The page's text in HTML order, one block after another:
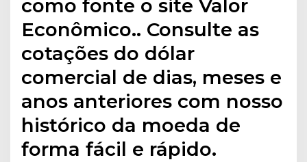
como fonte o site Valor
Econômico.. Consulte as
cotações do dólar
comercial de dias, meses e
anos anteriores com nosso
histórico da moeda de
forma fácil e rápido.